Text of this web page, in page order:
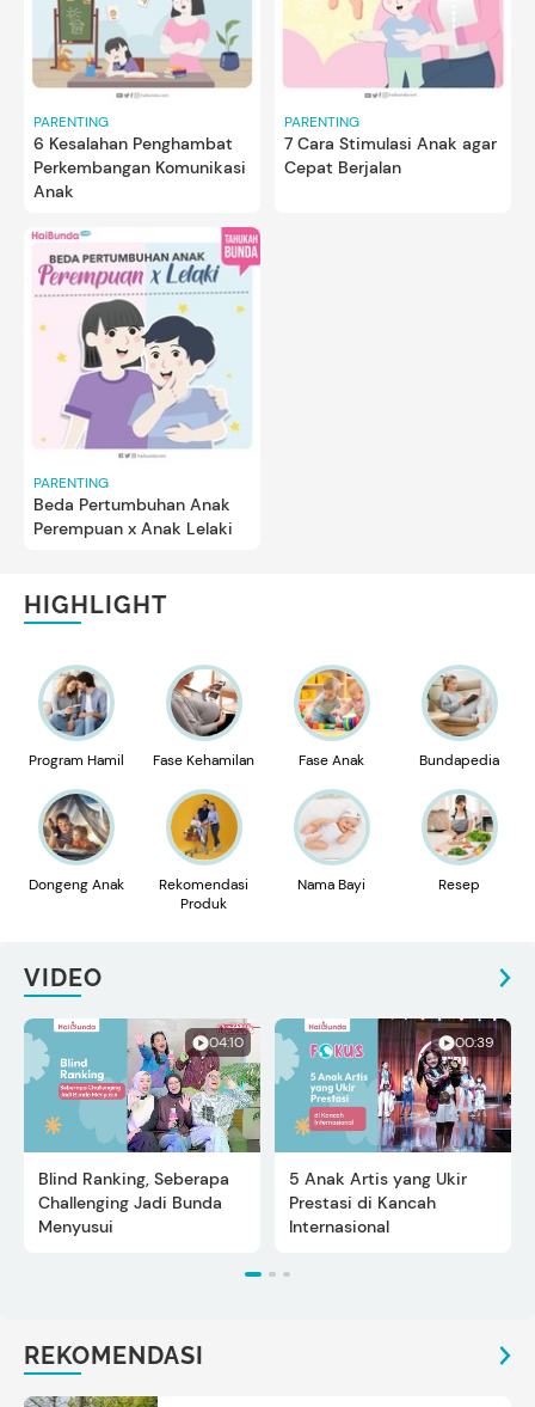
PARENTING
6 Kesalahan Penghambat
Perkembangan Komunikasi
Anak
PARENTING
7 Cara Stimulasi Anak agar
Cepat Berjalan
PARENTING
Beda Pertumbuhan Anak
Perempuan x Anak Lelaki
HIGHLIGHT
Program Hamil Fase Kehamilan Fase Anak Bundapedia
Dongeng Anak
Rekomendasi
Produk
Nama Bayi Resep
VIDEO
04:10
Blind Ranking, Seberapa
Challenging Jadi Bunda
Menyusui
00:39
5 Anak Artis yang Ukir
Prestasi di Kancah
Internasional
REKOMENDASI